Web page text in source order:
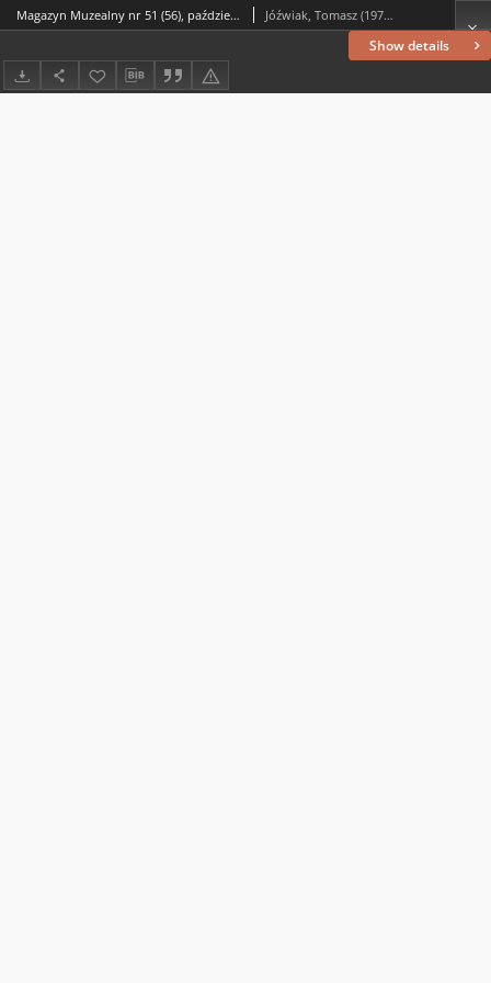
Show details
Magazyn Muzealny nr 51 (56), październik 2025 : dodatek do „Wiadomości Lubińskich” Jóźwiak, Tomasz (1975– ) (tekst, red.)